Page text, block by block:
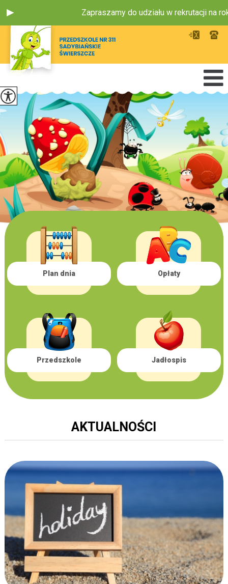
Zapraszamy do udziału w rekrutacji na
Plan dnia Opłaty
Przedszkole Jadłospis
AKTUALNOŚCI